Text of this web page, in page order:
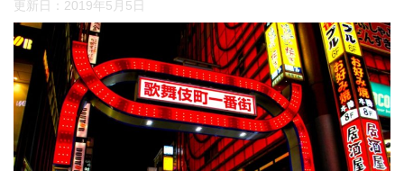
更新日： 2019年5月5日